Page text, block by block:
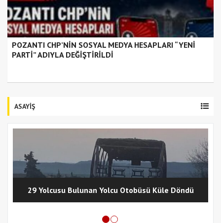
POZANTI CHP’NİN SOSYAL MEDYA HESAPLARI “YENİ
PARTİ” ADIYLA DEĞİŞTİRİLDİ
ASAYİŞ
29 Yolcusu Bulunan Yolcu Otobüsü Küle Döndü